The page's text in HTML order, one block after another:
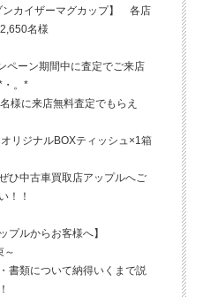
ンカイザーマグカップ】 各店
名様
ペーン期間中に査定でご来店
・。*
様に来店無料査定でもらえ
リジナルBOXティッシュ×1箱
ひ中古車買取店アップルへご
！！
プルからお客様へ】
～
書類について納得いくまで説